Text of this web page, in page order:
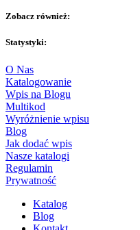
Zobacz również:
Statystyki:
O Nas
Katalogowanie
Wpis na Blogu
Multikod
Wyróżnienie wpisu
Blog
Jak dodać wpis
Nasze katalogi
Regulamin
Prywatność
Katalog
Blog